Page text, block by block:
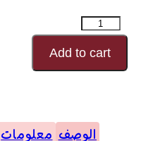
كمية
الساتان
المطبوع
Add to cart
الوصف معلومات